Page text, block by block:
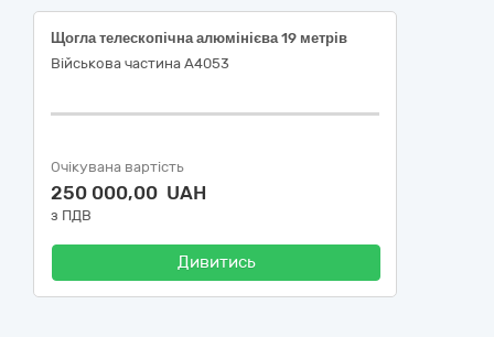
Щогла телескопічна алюмінієва 19 метрів
Військова частина А4053
Очікувана вартість
250 000,00 UAH
з ПДВ
Дивитись